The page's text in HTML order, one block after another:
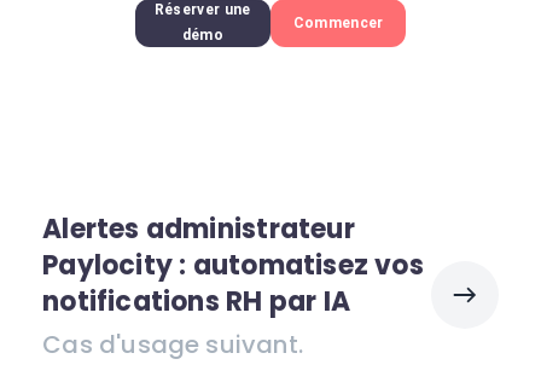
Réserver une
démo
Commencer
Alertes administrateur
Paylocity : automatisez vos
notifications RH par IA
Cas d'usage suivant.